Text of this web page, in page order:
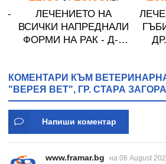
-
ЛЕЧЕНИЕТО НА
ВСИЧКИ НАПРЕДНАЛИ
ФОРМИ НА РАК - Д-р
КОМЕНТАРИ КЪМ
"ВЕРЕЯ ВЕТ", ГР. СТАРА ЗАГОРА
Напиши коментар
www.framar.bg на 06 August